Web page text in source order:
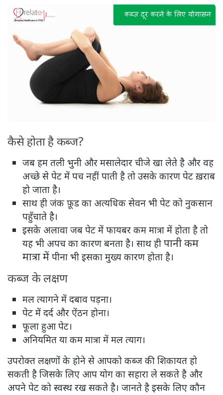
कैसे होता है कब्ज?
जब हम तली भुनी और मसालेदार चीजे खा लेते है और वह
अच्छे से पेट में पच नहीं पाती है तो उसके कारण पेट ख़राब
हो जाता है।
साथ ही जंक फ़ूड का अत्यधिक सेवन भी पेट को नुकसान
पहुँचाते है।
इसके अलावा जब पेट में फायबर कम मात्रा में होता है तो
यह भी अपच का कारण बनता है। साथ ही पानी कम
मात्रा में पीना भी इसका मुख्य कारण होता है।
कब्ज के लक्षण
मल त्यागने में दबाव पड़ना।
पेट में दर्द और ऐंठन होना।
फूला हुआ पेट।
अनियमित या कम मात्रा में मल त्याग।
उपरोक्त लक्षणों के होने से आपको कब्ज की शिकायत हो
सकती है जिसके लिए आप योग का सहारा ले सकते है और
अपने पेट को स्वस्थ रख सकते है। जानते है इसके लिए कौन